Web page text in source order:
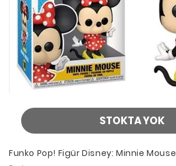
STOKTA YOK
Funko Pop! Figür Disney: Minnie Mouse